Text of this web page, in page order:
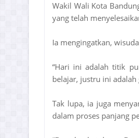
Wakil Wali Kota
yang telah
Ia mengingatkan,
“Hari ini adalah titik
belajar, justru ini
Tak lupa, ia juga
dalam proses panjang